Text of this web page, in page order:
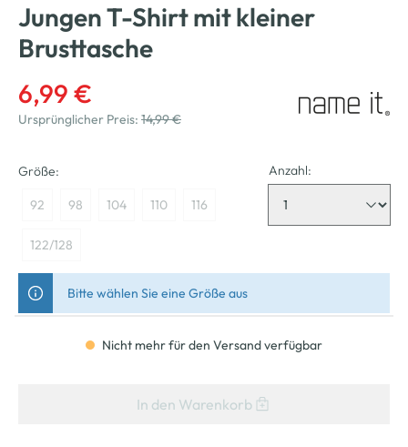
Jungen T-Shirt mit kleiner
Brusttasche
6,99 €
Ursprünglicher Preis: 14,99 €
Größe:
92 98 104 110 116
122/128
Anzahl:
Bitte wählen Sie eine Größe aus
Nicht mehr für den Versand verfügbar
In den Warenkorb